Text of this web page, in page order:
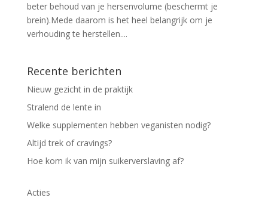
beter behoud van je hersenvolume (beschermt je
brein).Mede daarom is het heel belangrijk om je
verhouding te herstellen....
Recente berichten
Nieuw gezicht in de praktijk
Stralend de lente in
Welke supplementen hebben veganisten nodig?
Altijd trek of cravings?
Hoe kom ik van mijn suikerverslaving af?
Acties